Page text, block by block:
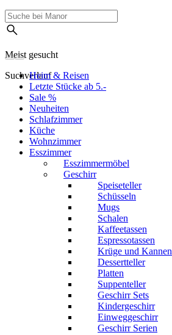
Meist gesucht
SuchverlaufHeim & Reisen
Letzte Stücke ab 5.-
Sale %
Neuheiten
Schlafzimmer
Küche
Wohnzimmer
Esszimmer
Esszimmermöbel
Geschirr
Speiseteller
Schüsseln
Mugs
Schalen
Kaffeetassen
Espressotassen
Krüge und Kannen
Dessertteller
Platten
Suppenteller
Geschirr Sets
Kindergeschirr
Einweggeschirr
Geschirr Serien